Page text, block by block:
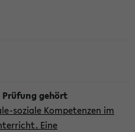
soziale Kompetenzen im
Eine